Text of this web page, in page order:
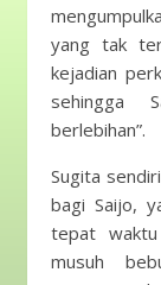
yang tak
kejadian
sehingga
berlebihan”.
Sugita
bagi Saijo,
tepat
musuh